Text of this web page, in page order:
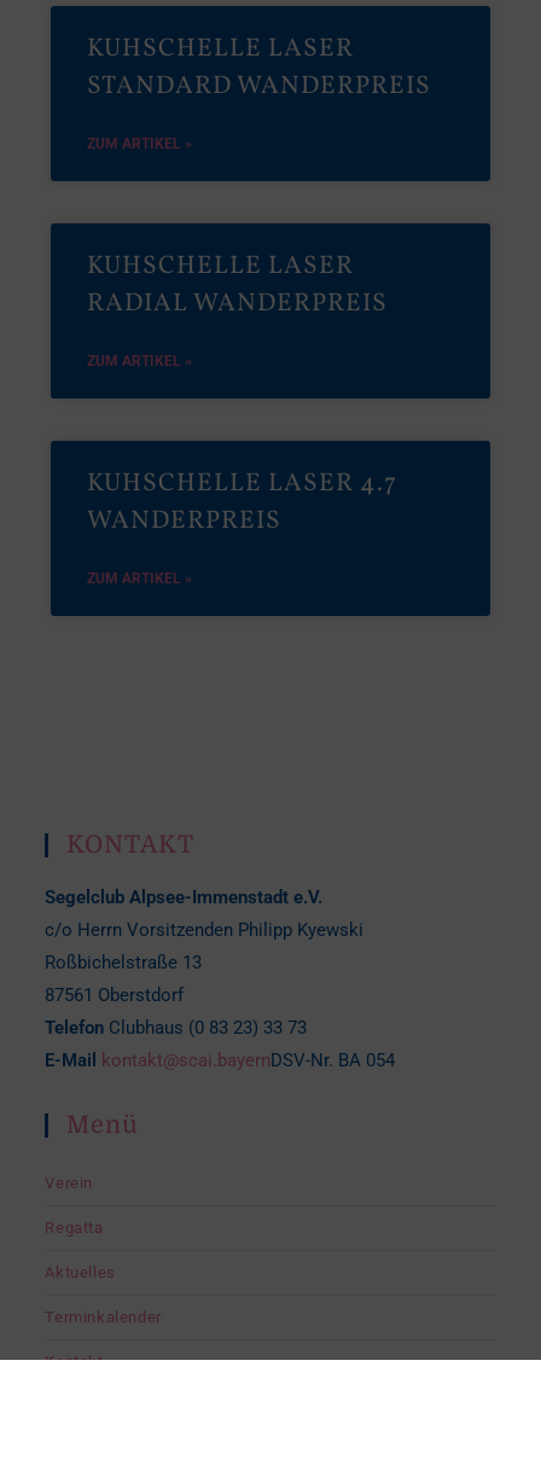
KUHSCHELLE LASER
STANDARD WANDERPREIS
ZUM ARTIKEL »
KUHSCHELLE LASER
RADIAL WANDERPREIS
ZUM ARTIKEL »
KUHSCHELLE LASER 4.7
WANDERPREIS
ZUM ARTIKEL »
KONTAKT
Segelclub Alpsee-Immenstadt e.V.
c/o Herrn Vorsitzenden Philipp Kyewski
Roßbichelstraße 13
87561 Oberstdorf
Telefon Clubhaus (0 83 23) 33 73
E-Mail
kontakt@scai.bayernDSV-Nr. BA 054
Menü
Verein
Regatta
Aktuelles
Terminkalender
Kontakt